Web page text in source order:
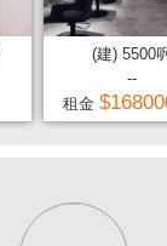
(建) 5500
--
租金